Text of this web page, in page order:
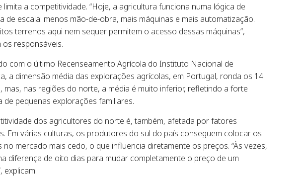
limita a competitividade. “Hoje, a agricultura funciona numa lógica de
de escala: menos mão-de-obra, mais máquinas e mais automatização.
terrenos aqui nem sequer permitem o acesso dessas máquinas”,
os responsáveis.
com o último Recenseamento Agrícola do Instituto Nacional de
a dimensão média das explorações agrícolas, em Portugal, ronda os 14
mas, nas regiões do norte, a média é muito inferior, refletindo a forte
de pequenas explorações familiares.
dos agricultores do norte é, também, afetada por fatores
Em várias culturas, os produtores do sul do país conseguem colocar os
no mercado mais cedo, o que influencia diretamente os preços. “Às vezes,
diferença de oito dias para mudar completamente o preço de um
explicam.